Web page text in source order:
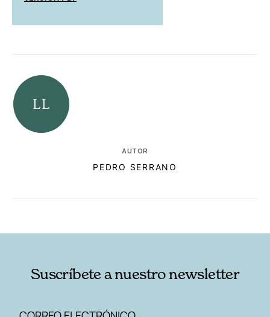
AUTOR
PEDRO SERRANO
Suscríbete a nuestro newsletter